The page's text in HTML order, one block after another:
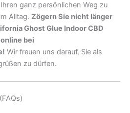
ganz persönlichen Weg zu
Alltag. Zögern Sie nicht länger
Ghost Glue Indoor CBD
bei
Wir freuen uns darauf, Sie als
zu dürfen.